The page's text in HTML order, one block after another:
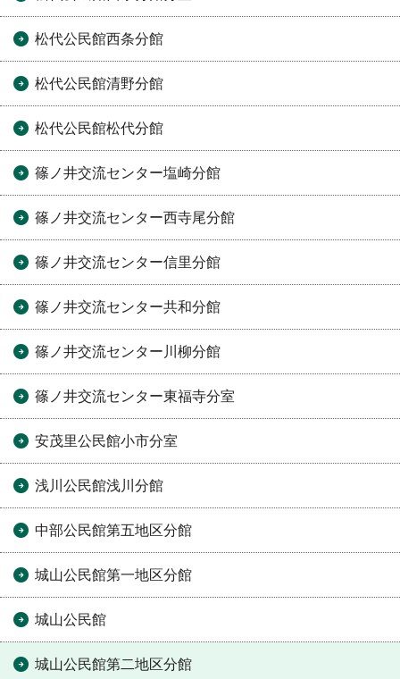
松代公民館西条分館
松代公民館清野分館
松代公民館松代分館
篠ノ井交流センター塩崎分館
篠ノ井交流センター西寺尾分館
篠ノ井交流センター信里分館
篠ノ井交流センター共和分館
篠ノ井交流センター川柳分館
篠ノ井交流センター東福寺分室
安茂里公民館小市分室
浅川公民館浅川分館
中部公民館第五地区分館
城山公民館第一地区分館
城山公民館
城山公民館第二地区分館